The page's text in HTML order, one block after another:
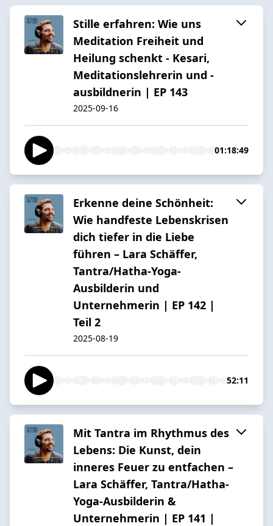
Stille erfahren: Wie uns
Meditation Freiheit und
Heilung schenkt - Kesari,
Meditationslehrerin und -
ausbildnerin | EP 143
2025-09-16
01:18:49
Erkenne deine Schönheit:
Wie handfeste Lebenskrisen
dich tiefer in die Liebe
führen – Lara Schäffer,
Tantra/Hatha-Yoga-
Ausbilderin und
Unternehmerin | EP 142 |
Teil 2
2025-08-19
52:11
Mit Tantra im Rhythmus des
Lebens: Die Kunst, dein
inneres Feuer zu entfachen –
Lara Schäffer, Tantra/Hatha-
Yoga-Ausbilderin &
Unternehmerin | EP 141 |